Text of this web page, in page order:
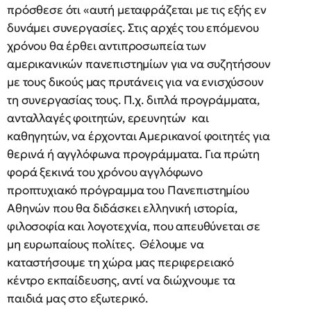
πρόσθεσε ότι «αυτή μεταφράζεται με τις εξής εν
δυνάμει συνεργασίες. Στις αρχές του επόμενου
χρόνου θα έρθει αντιπροσωπεία των
αμερικανικών πανεπιστημίων για να συζητήσουν
με τους δικούς μας πρυτάνεις για να ενισχύσουν
τη συνεργασίας τους. Π.χ. διπλά προγράμματα,
ανταλλαγές φοιτητών, ερευνητών και
καθηγητών, να έρχονται Αμερικανοί φοιτητές για
θερινά ή αγγλόφωνα προγράμματα. Για πρώτη
φορά ξεκινά του χρόνου αγγλόφωνο
προπτυχιακό πρόγραμμα του Πανεπιστημίου
Αθηνών που θα διδάσκει ελληνική ιστορία,
φιλοσοφία και λογοτεχνία, που απευθύνεται σε
μη ευρωπαίους πολίτες. Θέλουμε να
καταστήσουμε τη χώρα μας περιφερειακό
κέντρο εκπαίδευσης, αντί να διώχνουμε τα
παιδιά μας στο εξωτερικό.